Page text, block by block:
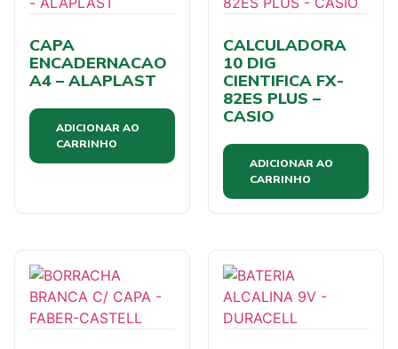
CAPA
ENCADERNACAO
A4 – ALAPLAST
ADICIONAR AO
CARRINHO
CALCULADORA
10 DIG
CIENTIFICA FX-
82ES PLUS –
CASIO
ADICIONAR AO
CARRINHO